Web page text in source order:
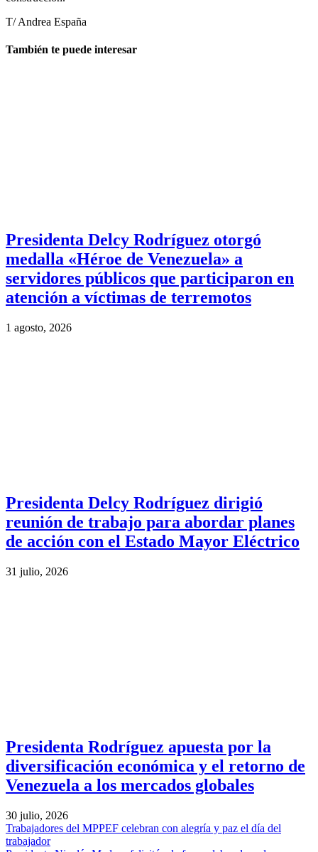
T/ Andrea España
También te puede interesar
Presidenta Delcy Rodríguez otorgó
medalla «Héroe de Venezuela» a
servidores públicos que participaron en
atención a víctimas de terremotos
1 agosto, 2026
Presidenta Delcy Rodríguez dirigió
reunión de trabajo para abordar planes
de acción con el Estado Mayor Eléctrico
31 julio, 2026
Presidenta Rodríguez apuesta por la
diversificación económica y el retorno de
Venezuela a los mercados globales
30 julio, 2026
Trabajadores del MPPEF celebran con alegría y paz el día del
trabajador